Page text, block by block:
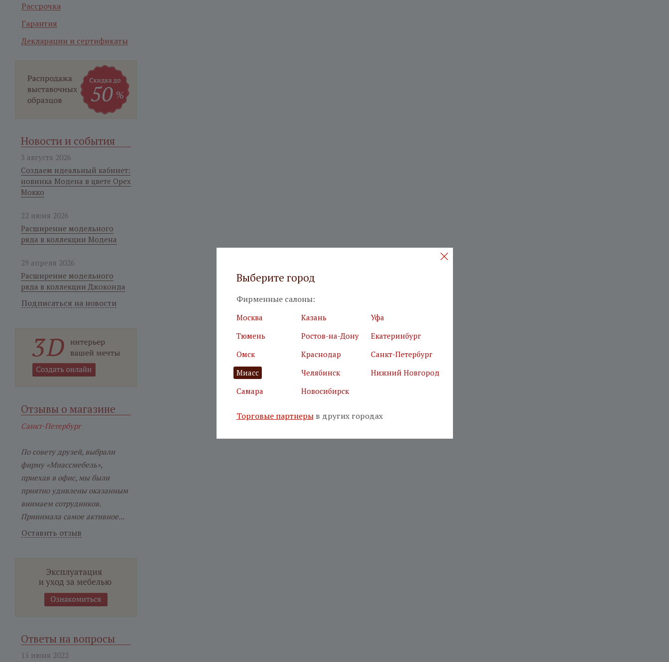
Рассрочка
Гарантия
Декларации и сертификаты
Новости и события
3 августа 2026
Создаем идеальный кабинет:
новинка Модена в цвете Орех
Мокко
22 июня 2026
Расширение модельного
ряда в коллекции Модена
29 апреля 2026
Расширение модельного
ряда в коллекции Джоконда
Подписаться на новости
Отзывы о магазине
Санкт-Петербург
По совету друзей, выбрали
фирму «Миассмебель»,
приехав в офис, мы были
приятно удивлены оказанным
внимаем сотрудников.
Принимала самое активное...
Оставить отзыв
Ответы на вопросы
15 июня 2022
Выберите город
Фирменные салоны:
Москва Казань
Уфа
Тюмень
Ростов-на-Дону
Екатеринбург
Омск
Краснодар
Санкт-Петербург
Миасс
Челябинск
Нижний Новгород
Самара
Новосибирск
Торговые партнерыв других городах